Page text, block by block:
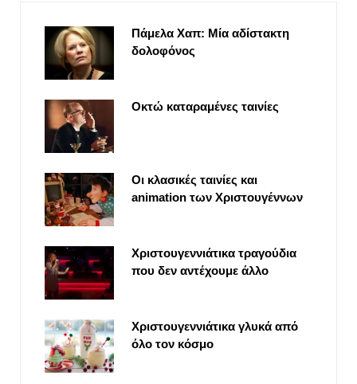
Πάμελα Χαπ: Μία αδίστακτη
δολοφόνος
Οκτώ καταραμένες ταινίες
Οι κλασικές ταινίες και
animation των Χριστουγέννων
Χριστουγεννιάτικα τραγούδια
που δεν αντέχουμε άλλο
Χριστουγεννιάτικα γλυκά από
όλο τον κόσμο